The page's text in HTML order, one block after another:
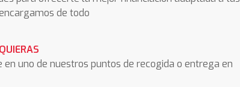
de todo
uno de nuestros puntos de recogida o entrega en